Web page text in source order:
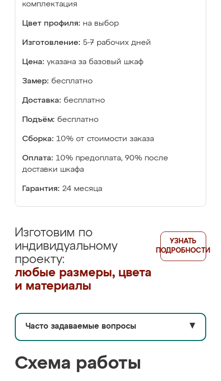
комплектация
Цвет профиля: на выбор
Изготовление: 5-7 рабочих дней
Цена: указана за базовый шкаф
Замер: бесплатно
Доставка: бесплатно
Подъём: бесплатно
Сборка: 10% от стоимости заказа
Оплата: 10% предоплата, 90% после
доставки шкафа
Гарантия: 24 месяца
Изготовим по
индивидуальному
проекту:
любые размеры, цвета
и материалы
УЗНАТЬ
ПОДРОБНОСТИ
Часто задаваемые вопросы ▼
Схема работы